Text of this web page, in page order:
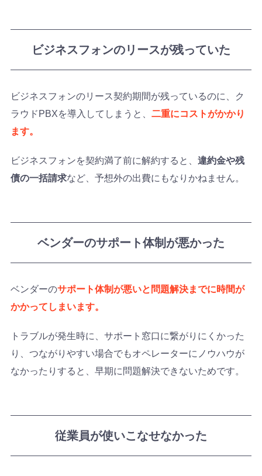
ビジネスフォンのリースが残っていた
ビジネスフォンのリース契約期間が残っているのに、ク
ラウドPBXを導入してしまうと、 二重にコストがかかり
ます。
ビジネスフォンを契約満了前に解約すると、 違約金や残
債の一括請求など、予想外の出費にもなりかねません。
ベンダーのサポート体制が悪かった
ベンダーのサポート体制が悪いと問題解決までに時間が
かかってしまいます。
トラブルが発生時に、サポート窓口に繋がりにくかった
り、つながりやすい場合でもオペレーターにノウハウが
なかったりすると、早期に問題解決できないためです。
従業員が使いこなせなかった